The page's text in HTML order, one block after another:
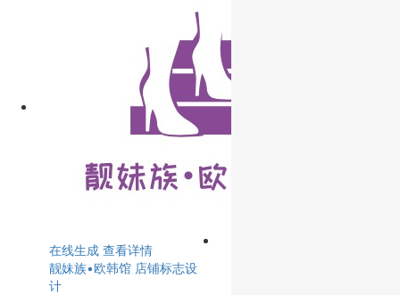
在线生成 查看详情
靓妹族•欧韩馆 店铺标志设
计